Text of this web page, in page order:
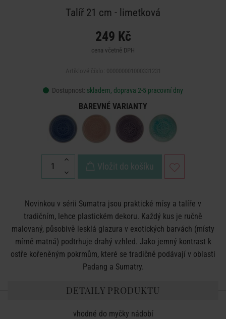
Talíř 21 cm - limetková
249 Kč
cena včetně DPH
Dostupnost: skladem, doprava 2-5 pracovní dny
BAREVNÉ VARIANTY
Vložit do košíku
Novinkou v sérii Sumatra jsou praktické mísy a talíře v
tradičním, lehce plastickém dekoru. Každý kus je ručně
malovaný, působivě lesklá glazura v exotických barvách (místy
mírně matná) podtrhuje drahý vzhled. Jako jemný kontrast k
ostře kořeněným pokrmům, které se tradičně podávají v oblasti
Padang a Sumatry.
DETAILY PRODUKTU
vhodné do myčky nádobí